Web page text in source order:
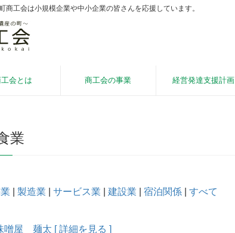
商工会は小規模企業や中小企業の皆さんを応援しています。
会とは 商工会の事業 経営発達支援計画
業
製造業 サービス業 建設業 宿泊関係 すべて
噌屋 麺太 [ 詳細を見る ]